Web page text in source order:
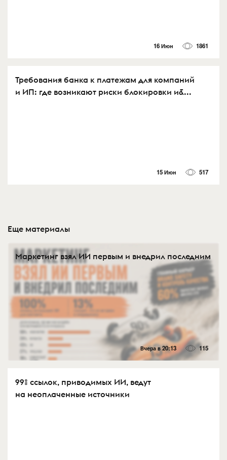
16 Июн 1861
Требования банка к платежам для компаний
и ИП: где возникают риски блокировки и&...
15 Июн 517
Еще материалы
Маркетинг взял ИИ первым и внедрил последним
Вчера в 20:13 115
99% ссылок, приводимых ИИ, ведут
на неоплаченные источники